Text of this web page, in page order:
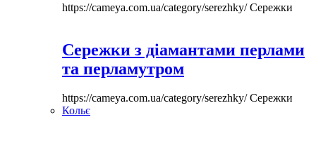
https://cameya.com.ua/category/serezhky/Сережки
Сережки з діамантами перлами
та перламутром
https://cameya.com.ua/category/serezhky/Сережки
Кольє